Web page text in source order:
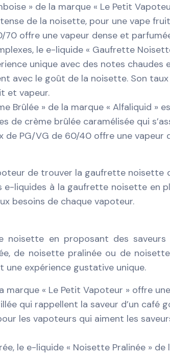
» de la marque « Le Petit
de la noisette, pour une vape
offre une vapeur dense et
le e-liquide « Gaufrette
unique avec des notes chaudes
avec le goût de la noisette. Son
et vapeur.
Brûlée » de la marque « Alfaliquid »
de crème brûlée caramélisée qui
de PG/VG de 60/40 offre une vapeur
de trouver la gaufrette noisette
e-liquides à la gaufrette noisette en
besoins de chaque vapoteur.
noisette en proposant des
de noisette pralinée ou de
expérience gustative unique.
marque « Le Petit Vapoteur » offre
qui rappellent la saveur d’un café
les vapoteurs qui aiment les
le e-liquide « Noisette Pralinée » de